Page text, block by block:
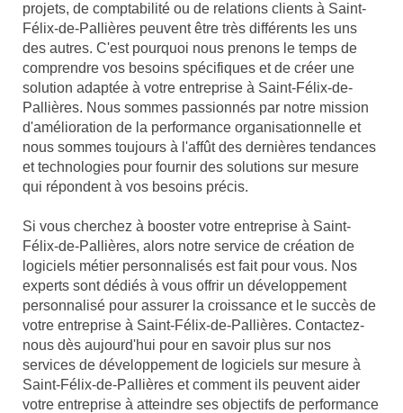
projets, de comptabilité ou de relations clients à Saint-
Félix-de-Pallières peuvent être très différents les uns
des autres. C'est pourquoi nous prenons le temps de
comprendre vos besoins spécifiques et de créer une
solution adaptée à votre entreprise à Saint-Félix-de-
Pallières. Nous sommes passionnés par notre mission
d'amélioration de la performance organisationnelle et
nous sommes toujours à l'affût des dernières tendances
et technologies pour fournir des solutions sur mesure
qui répondent à vos besoins précis.
Si vous cherchez à booster votre entreprise à Saint-
Félix-de-Pallières, alors notre service de création de
logiciels métier personnalisés est fait pour vous. Nos
experts sont dédiés à vous offrir un développement
personnalisé pour assurer la croissance et le succès de
votre entreprise à Saint-Félix-de-Pallières. Contactez-
nous dès aujourd'hui pour en savoir plus sur nos
services de développement de logiciels sur mesure à
Saint-Félix-de-Pallières et comment ils peuvent aider
votre entreprise à atteindre ses objectifs de performance